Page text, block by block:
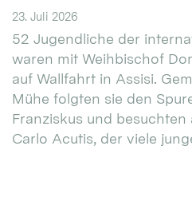
23. Juli 2026
52 Jugendliche der
waren mit Weihbischof
auf Wallfahrt in Assisi.
Mühe folgten sie den
Franziskus und
Carlo Acutis, der viele